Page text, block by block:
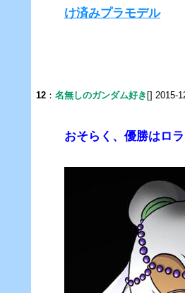
け済みプラモデル
12 ： 名無しのガンダム好き [] 2015-
おそらく、優勝はロ